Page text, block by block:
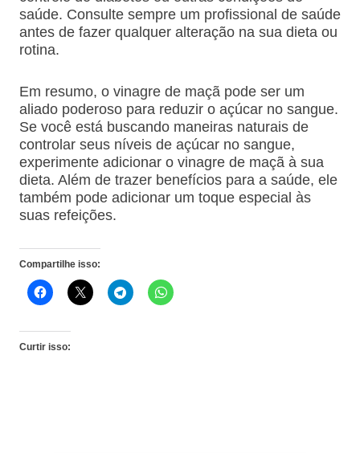
saúde. Consulte sempre um profissional de saúde
antes de fazer qualquer alteração na sua dieta ou
rotina.
Em resumo, o vinagre de maçã pode ser um
aliado poderoso para reduzir o açúcar no sangue.
Se você está buscando maneiras naturais de
controlar seus níveis de açúcar no sangue,
experimente adicionar o vinagre de maçã à sua
dieta. Além de trazer benefícios para a saúde, ele
também pode adicionar um toque especial às
suas refeições.
Compartilhe isso:
Curtir isso: